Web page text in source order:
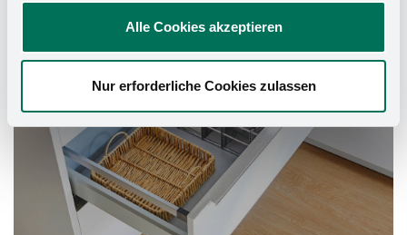
Alle Cookies akzeptieren
Nur erforderliche Cookies zulassen